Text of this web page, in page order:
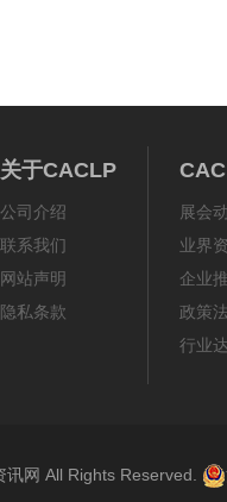
关于CACLP
公司介绍
联系我们
网站声明
隐私条款
展会
业界
企业
政策
行业
讯网 All Rights Reserved.